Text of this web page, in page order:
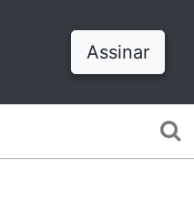
Assinar